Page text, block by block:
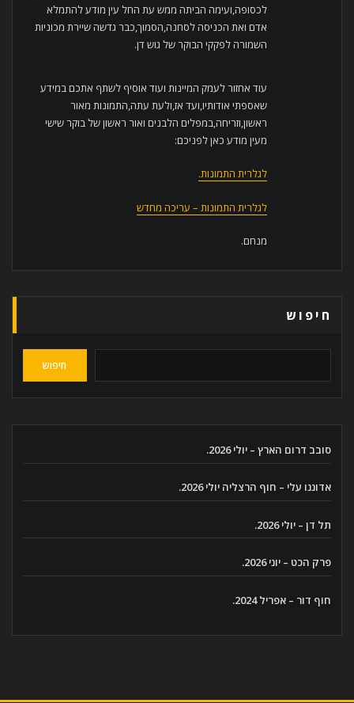
לכסופה,ועימה הביתה ממש עת החל עין מודע להתמלא
אדם ואת הכניסה לסחנה,הסמוך,כבר גדשה שיירת מכוניות
השמורה לפקקי הבוקר של גוש דן.
עוד אחזור לעמק המיינות ועוד אוסיף לשתף אתכם במידע
שאספתי אודותיו,ועד אז,ולעת עתה,התמונות מאור
ראשון,וזריחה,במפלים הלבנים ואור ראשון של בוקר שישי
מעין מודע כאן לפניכם:
לגלרית התמונות.
לגלרית התמונות – עריכה מחדש
מנחם.
חיפוש
חיפוש
סובב דרום הארץ – יולי 2026.
אדוננו עלי – חוף הרצליה יולי 2026.
תל דן – יולי 2026.
פרק הכט – יוני 2026.
חוף דור – אפריל 2024.